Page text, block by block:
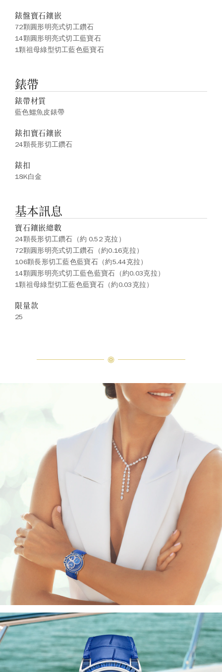
錶盤寶石鑲嵌
72顆圓形明亮式切工鑽石
14顆圓形明亮式切工藍寶石
1顆祖母綠型切工藍色藍寶石
錶帶
錶帶材質
藍色鱷魚皮錶帶
錶扣寶石鑲嵌
24顆長形切工鑽石
錶扣
18K白金
基本訊息
寶石鑲嵌總數
24顆長形切工鑽石（約 0.52 克拉）
72顆圓形明亮式切工鑽石（約0.16克拉）
106顆長形切工藍色藍寶石（約5.44克拉）
14顆圓形明亮式切工藍色藍寶石（約0.03克拉）
1顆祖母綠型切工藍色藍寶石（約0.03克拉）
限量款
25